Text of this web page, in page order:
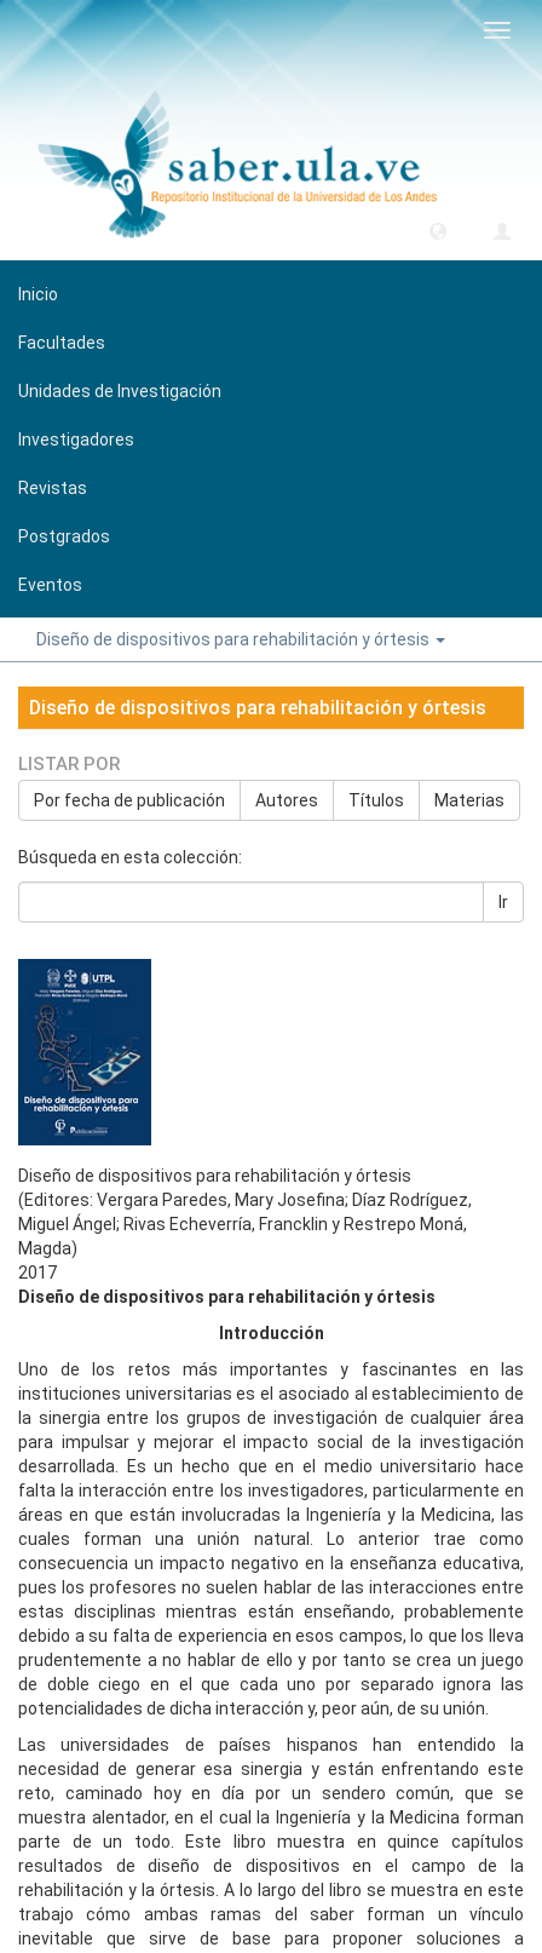
Inicio
Facultades
Unidades de Investigación
Investigadores
Revistas
Postgrados
Eventos
Diseño de dispositivos para rehabilitación y órtesis
Diseño de dispositivos para rehabilitación y órtesis
LISTAR POR
Por fecha de publicación Autores Títulos Materias
Búsqueda en esta colección:
Ir
Diseño de dispositivos para rehabilitación y órtesis
(Editores: Vergara Paredes, Mary Josefina; Díaz Rodríguez,
Miguel Ángel; Rivas Echeverría, Francklin y Restrepo Moná,
Magda)
2017
Diseño de dispositivos para rehabilitación y órtesis
Introducción
Uno de los retos más importantes y fascinantes en las
instituciones universitarias es el asociado al establecimiento de
la sinergia entre los grupos de investigación de cualquier área
para impulsar y mejorar el impacto social de la investigación
desarrollada. Es un hecho que en el medio universitario hace
falta la interacción entre los investigadores, particularmente en
áreas en que están involucradas la Ingeniería y la Medicina, las
cuales forman una unión natural. Lo anterior trae como
consecuencia un impacto negativo en la enseñanza educativa,
pues los profesores no suelen hablar de las interacciones entre
estas disciplinas mientras están enseñando, probablemente
debido a su falta de experiencia en esos campos, lo que los lleva
prudentemente a no hablar de ello y por tanto se crea un juego
de doble ciego en el que cada uno por separado ignora las
potencialidades de dicha interacción y, peor aún, de su unión.
Las universidades de países hispanos han entendido la
necesidad de generar esa sinergia y están enfrentando este
reto, caminado hoy en día por un sendero común, que se
muestra alentador, en el cual la Ingeniería y la Medicina forman
parte de un todo. Este libro muestra en quince capítulos
resultados de diseño de dispositivos en el campo de la
rehabilitación y la órtesis. A lo largo del libro se muestra en este
trabajo cómo ambas ramas del saber forman un vínculo
inevitable que sirve de base para proponer soluciones a